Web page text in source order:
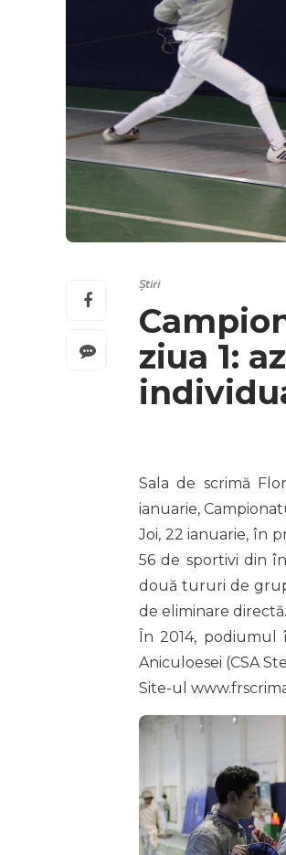
Știri
ziua 1:
Sala de scrimă
ianuarie,
Joi, 22 ianuarie, în
56 de sportivi din
două tururi de
de eliminare directă.
În 2014, podiumul
Aniculoesei (CSA
Site-ul